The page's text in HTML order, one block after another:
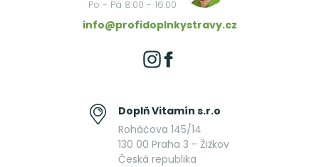
Po - Pá 8:00 - 16:00
info@profidoplnkystravy.cz
Doplň Vitamín s.r.o
Roháčova 145/14
130 00 Praha 3 - Žižkov
Česká republika